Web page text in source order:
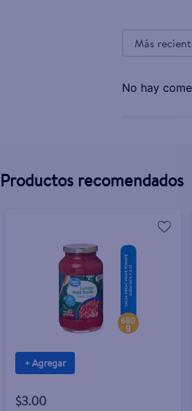
Más
No hay
Productos recomendados
+ Agregar
$3.00